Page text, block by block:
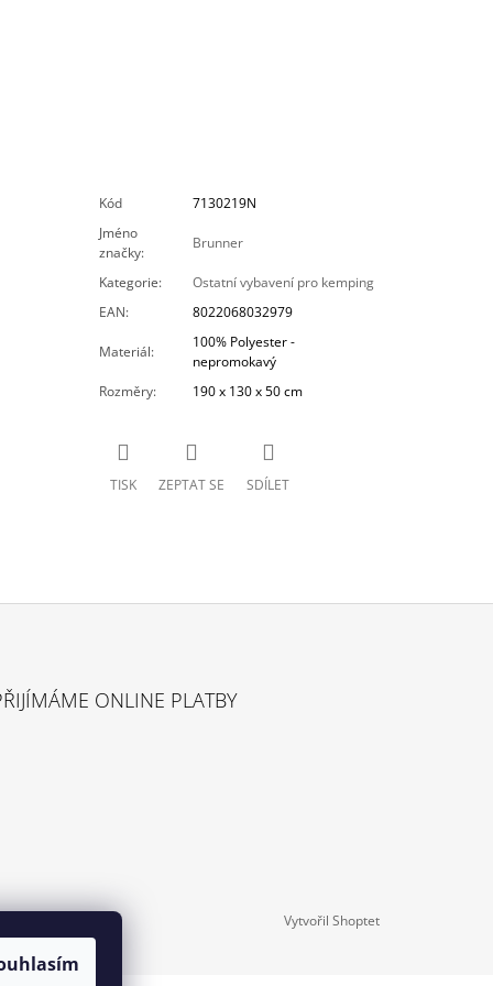
Kód
7130219N
Jméno
značky:
Brunner
Kategorie:
Ostatní vybavení pro kemping
EAN: 8022068032979
Materiál:
100% Polyester -
nepromokavý
Rozměry: 190 x 130 x 50 cm
TISK ZEPTAT SE SDÍLET
ONLINE PLATBY
Vytvořil Shoptet